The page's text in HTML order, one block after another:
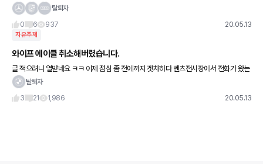
타냅니다. 붉은 타원의 가장자리를 감싸고 있는 60개의 점들에는 두
탈퇴자
0
6 937 20.05.13
자유주제
와이프 에이클 취소해버렸습니다.
글 적으려니 열받네요 ㅋㅋ 어제 점심 좀 전에까지 겟차하다 벤츠전시장에서 전화가 왔는
데 지점장 할인 50받고 한 달 기다리겠다고해서 그렇게 처기가 된줄알았는데 말같지도
탈퇴자
3
21 1,986 20.05.13